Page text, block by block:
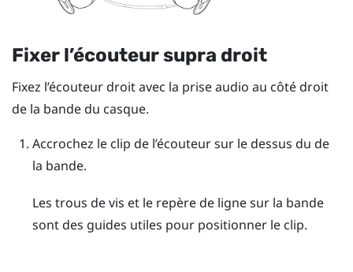
Fixer l’écouteur supra droit
Fixez l’écouteur droit avec la prise audio au côté droit
de la bande du casque.
Accrochez le clip de l’écouteur sur le dessus du de
la bande.
Les trous de vis et le repère de ligne sur la bande
sont des guides utiles pour positionner le clip.